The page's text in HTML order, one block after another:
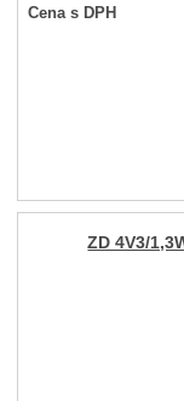
Cena s DPH
ZD 4V3/